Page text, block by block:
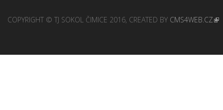
COPYRIGHT © TJ SOKOL ČIMICE 2016, CREATED BY CMS4WEB.CZ